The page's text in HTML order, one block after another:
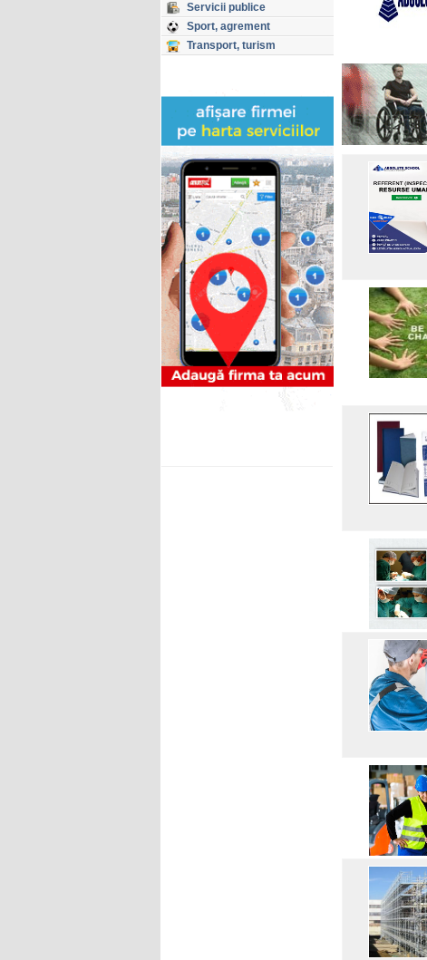
Servicii publice
Sport, agrement
Transport, turism